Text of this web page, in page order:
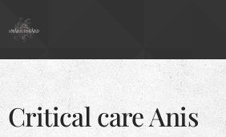
Critical care Anis